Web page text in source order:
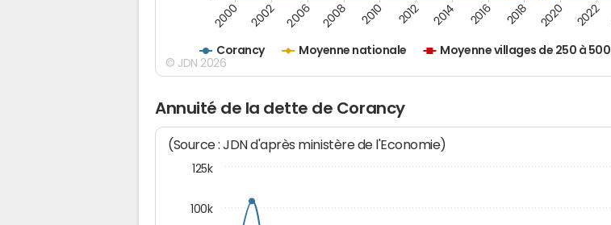
Corancy Moyenne nationale Moyenne villages de 250 à 500
2000 2002 2006 2008 2010 2012 2014 2016 2018 2020 2022
© JDN 2026
Annuité de la dette de Corancy
(Source : JDN d'après ministère de l'Economie)
100k
125k